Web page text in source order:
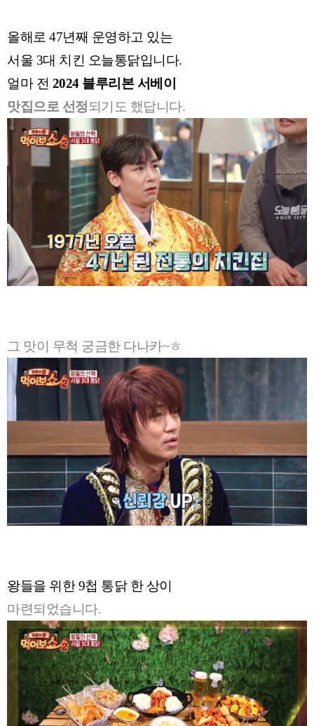
올해로 47년째 운영하고 있는
서울 3대 치킨 오늘통닭입니다.
얼마 전 2024 블루리본 서베이
맛집으로 선정되기도 했답니다.
그 맛이 무척 궁금한 다나카~ㅎ
왕들을 위한 9첩 통닭 한 상이
마련되었습니다.